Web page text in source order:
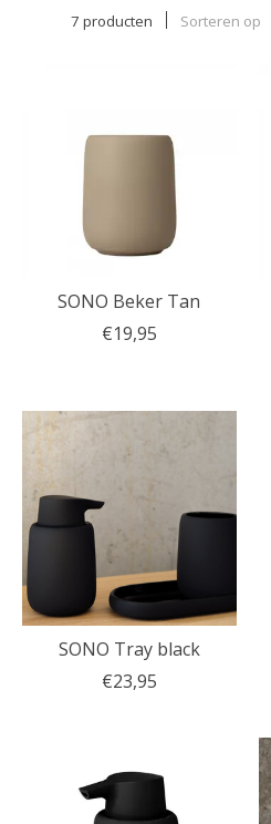
7 producten Sorteren op
SONO Beker Tan
€19,95
SONO Tray black
€23,95